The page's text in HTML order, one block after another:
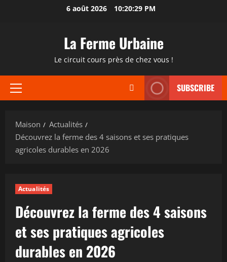
6 août 2026 10:20:30 PM
La Ferme Urbaine
Le circuit cours près de chez vous !
Menu
SUBSCRIBE
Maison
Actualités
Découvrez la ferme des 4 saisons et ses pratiques
agricoles durables en 2026
Actualités
Découvrez la ferme des 4 saisons
et ses pratiques agricoles
durables en 2026